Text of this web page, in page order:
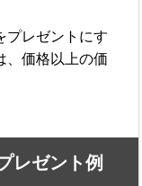
プレゼントにす
、価格以上の価
レゼント例